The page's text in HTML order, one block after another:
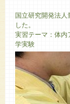
国立研究開発法
した。
実習テーマ：体内
学実験